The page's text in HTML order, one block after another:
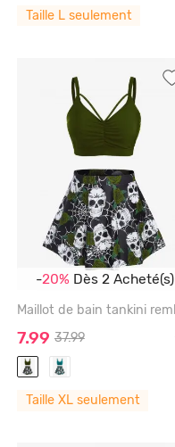
Taille L seulement
-20% Dès 2 Acheté(s)
7.99 37.99
Taille XL seulement